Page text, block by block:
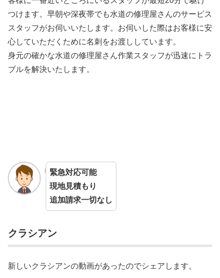
つけます。早朝や深夜帯でも水道の修理屋さんのサービス
スタッフがお伺いいたします。お伺いした際はお客様に安
心していただくために名刺をお渡ししています。
身元の確かな水道の修理屋さん作業スタッフが迅速にトラ
ブルを解決いたします。
緊急対応可能
現地見積もり
追加請求一切なし
クラシアン
新しいクラシアンの動画があったのでシェアします。